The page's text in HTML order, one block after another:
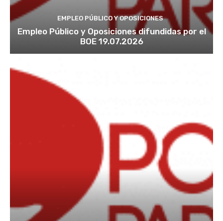
EMPLEO PÚBLICO Y OPOSICIONES
Empleo Público y Oposiciones difundidas por el
BOE 19.07.2026